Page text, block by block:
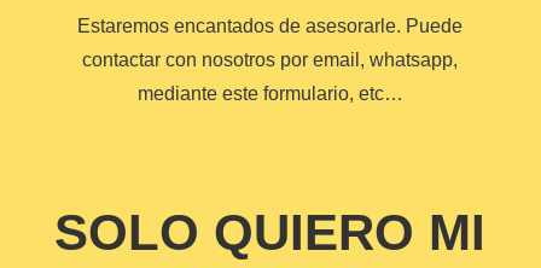
Estaremos encantados de asesorarle. Puede
contactar con nosotros por email, whatsapp,
mediante este formulario, etc…
SOLO QUIERO MI